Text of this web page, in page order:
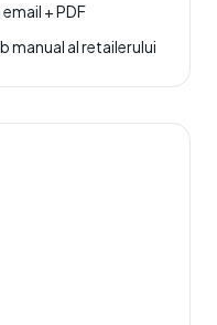
+ PDF
manual al retailerului